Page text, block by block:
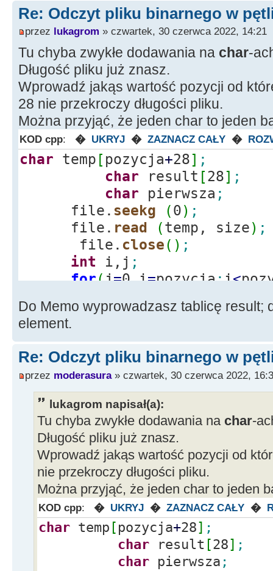
}
elseEdit24->Text
Pliku!"
return ;
}
Re: Odczyt pliku binarnego w
przez lukagrom » czwartek, 30 czerwca 2022, 14:21
Tu chyba zwykłe dodawania na char-
Długość pliku już znasz.
Wprowadź jakąs wartość pozycji od
28 nie przekroczy długości pliku.
Można przyjąć, że jeden char to jeden
KOD cpp: � UKRYJ � ZAZNACZ CAŁY �
char temp [ pozycja+28] ;
char result [28] ;
char pierwsza ;
file. seekg (0) ;
file. read (temp, size) ;
file. close( ) ;
int i,j ;
for(j=0,i=pozycja;i<
pierwsza=result[0] ;
Do Memo wyprowadzasz tablicę result;
element.
Re: Odczyt pliku binarnego w
przez moderasura» czwartek, 30 czerwca 2022,
lukagrom napisał(a):
Tu chyba zwykłe dodawania na char-
Długość pliku już znasz.
Wprowadź jakąs wartość pozycji od
nie przekroczy długości pliku.
Można przyjąć, że jeden char to jeden
KOD cpp: � UKRYJ � ZAZNACZ CAŁY �
char temp [ pozycja+28] ;
char result [28] ;
char pierwsza ;